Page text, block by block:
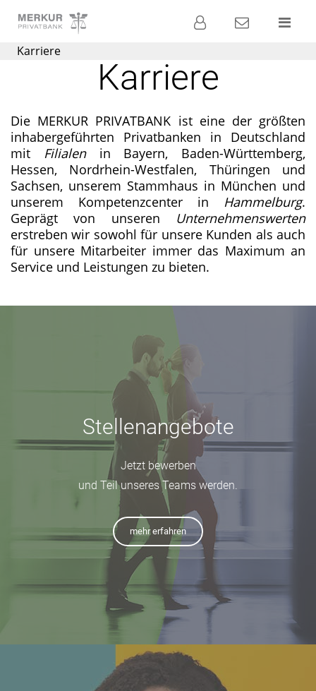
Geldanlage
Karriere
Karriere
Die MERKUR PRIVATBANK ist eine der größten
inhabergeführten Privatbanken in Deutschland
mit Filialenin Bayern, Baden-Württemberg,
Hessen, Nordrhein-Westfalen, Thüringen und
Sachsen, unserem Stammhaus in München und
unserem Kompetenzcenter in Hammelburg.
Geprägt von unseren Unternehmenswerten
erstreben wir sowohl für unsere Kunden als auch
für unsere Mitarbeiter immer das Maximum an
Service und Leistungen zu bieten.
Stellenangebote
Jetzt bewerben
und Teil unseres Teams werden.
mehr erfahren